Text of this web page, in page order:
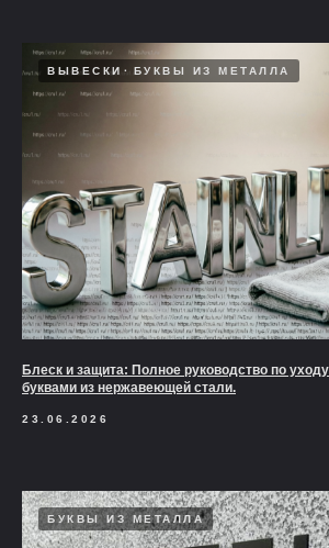
ВЫВЕСКИ БУКВЫ ИЗ МЕТАЛЛА
Блеск и защита: Полное руководство по
буквами из нержавеющей стали.
23.06.2026
БУКВЫ ИЗ МЕТАЛЛА